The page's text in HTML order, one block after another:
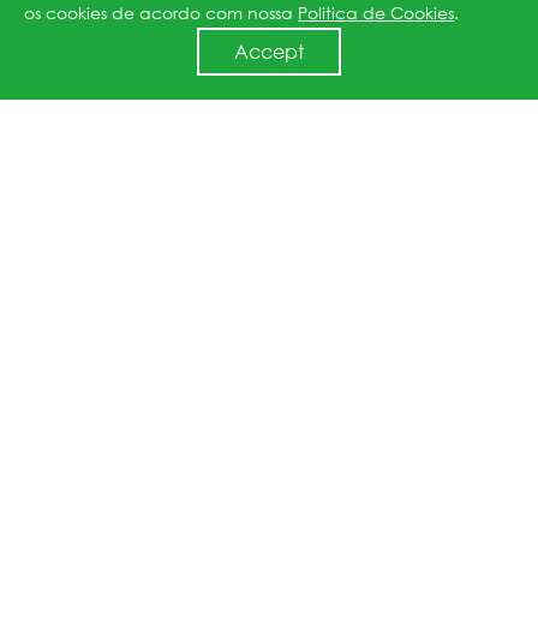
os cookies de acordo com nossa Politica de Cookies.
Accept
550-570W Tipo N 72 Módulo Bifacial com